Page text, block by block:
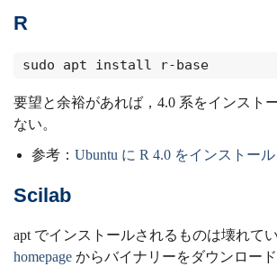
R
sudo apt install r-base
要望と余裕があれば，4.0 系をインスト
ない。
参考： Ubuntu に R 4.0 をインストール
Scilab
apt でインストールされるものは壊れて
homepage からバイナリーをダウンロード